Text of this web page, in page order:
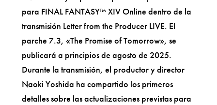
para FINAL FANTASY™ XIV Online dentro de la
transmisión Letter from the Producer LIVE. El
parche 7.3, «The Promise of Tomorrow», se
publicará a principios de agosto de 2025.
Durante la transmisión, el productor y director
Naoki Yoshida ha compartido los primeros
detalles sobre las actualizaciones previstas para